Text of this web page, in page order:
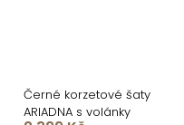
Černé korzetové šaty
ARIADNA s volánky